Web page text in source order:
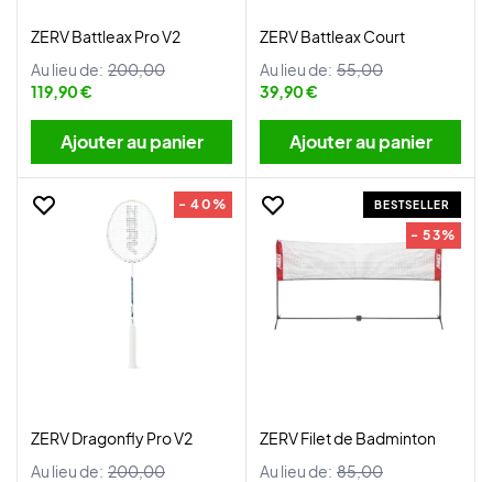
ZERV Battleax Pro V2
Au lieu de: 200,00
119,90 €
Ajouter au panier
ZERV Battleax Court
Au lieu de: 55,00
39,90 €
Ajouter au panier
- 40%
ZERV Dragonfly Pro V2
Au lieu de: 200,00
BESTSELLER
- 53%
ZERV Filet de Badminton
Au lieu de: 85,00